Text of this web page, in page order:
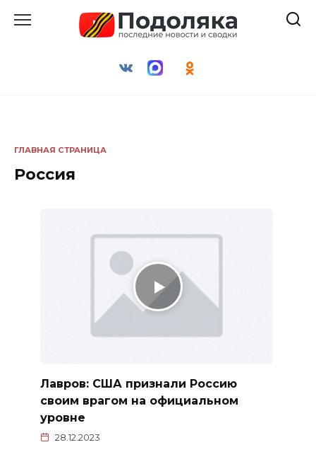
ГЛАВНАЯ СТРАНИЦА
Россия
Лавров: США признали Россию
своим врагом на официальном
уровне
28.12.2023